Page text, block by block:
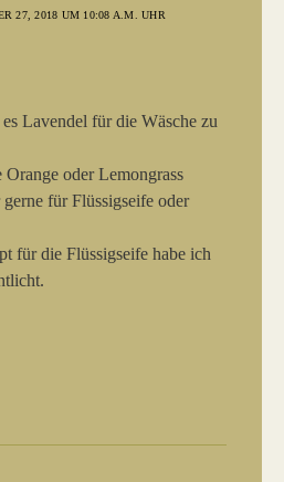
27, 2018 UM 10:08 A.M. UHR
Lavendel für die Wäsche zu
oder Lemongrass
für Flüssigseife oder
für die Flüssigseife habe ich